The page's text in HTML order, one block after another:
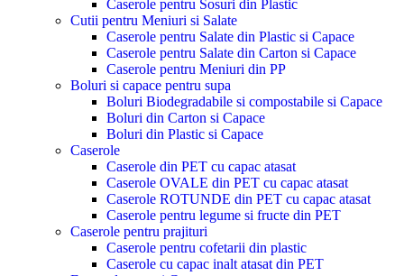
Caserole pentru Sosuri din Plastic
Cutii pentru Meniuri si Salate
Caserole pentru Salate din Plastic si Capace
Caserole pentru Salate din Carton si Capace
Caserole pentru Meniuri din PP
Boluri si capace pentru supa
Boluri Biodegradabile si compostabile si Capace
Boluri din Carton si Capace
Boluri din Plastic si Capace
Caserole
Caserole din PET cu capac atasat
Caserole OVALE din PET cu capac atasat
Caserole ROTUNDE din PET cu capac atasat
Caserole pentru legume si fructe din PET
Caserole pentru prajituri
Caserole pentru cofetarii din plastic
Caserole cu capac inalt atasat din PET